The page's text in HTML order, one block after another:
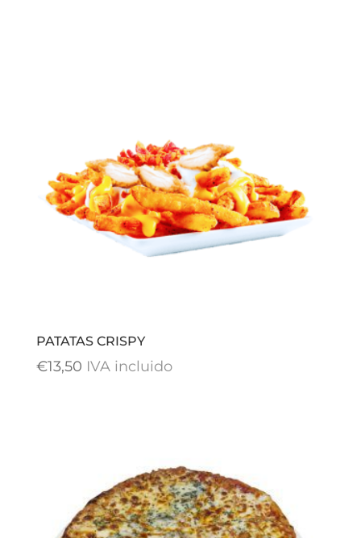
PATATAS CRISPY
€13,50 IVA incluido